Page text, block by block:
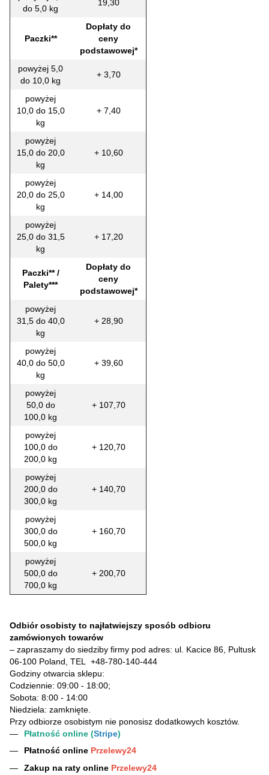
do 5,0 kg
19,30
Paczki**
Dopłaty do
ceny
podstawowej*
powyżej 5,0
do 10,0 kg
+ 3,70
powyżej
10,0 do 15,0
kg
+ 7,40
powyżej
15,0 do 20,0
kg
+ 10,60
powyżej
20,0 do 25,0
kg
+ 14,00
powyżej
25,0 do 31,5
kg
+ 17,20
Paczki** /
Palety***
Dopłaty do
ceny
podstawowej*
powyżej
31,5 do 40,0
kg
+ 28,90
powyżej
40,0 do 50,0
kg
+ 39,60
powyżej
50,0 do
100,0 kg
+ 107,70
powyżej
100,0 do
200,0 kg
+ 120,70
powyżej
200,0 do
300,0 kg
+ 140,70
powyżej
300,0 do
500,0 kg
+ 160,70
powyżej
500,0 do
700,0 kg
+ 200,70
Odbiór osobisty to najłatwiejszy sposób odbioru
zamówionych towarów
– zapraszamy do siedziby firmy pod adres: ul. Kacice 86, Pultusk
06-100 Poland, TEL +48-780-140-444
Godziny otwarcia sklepu:
Codziennie: 09:00 - 18:00;
Sobota: 8:00 - 14:00
Niedziela: zamknięte.
Przy odbiorze osobistym nie ponosisz dodatkowych kosztów.
Płatność online (Stripe)
Płatność online Przelewy24
Zakup na raty online Przelewy24